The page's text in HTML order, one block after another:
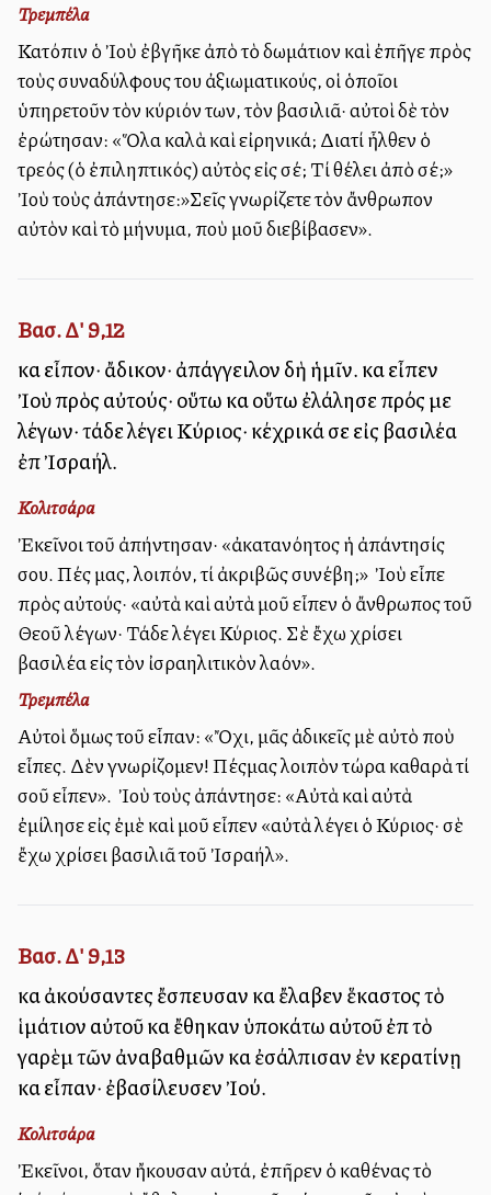
Τρεμπέλα
Κατόπιν ὁ Ἰοὺ ἐβγῆκε ἀπὸ τὸ δωμάτιον καὶ ἐπῆγε πρὸς
τοὺς συναδύλφους του ἀξιωματικούς, οἱ ὁποῖοι
ὑπηρετοῦν τὸν κύριόν των, τὸν βασιλιᾶ· αὐτοὶ δὲ τὸν
ἐρώτησαν: «Ὅλα καλὰ καὶ εἰρηνικά; Διατί ἦλθεν ὁ
τρελλός (ὁ ἐπιληπτικός) αὐτὸς εἰς σέ; Τί θέλει ἀπὸ σέ;» Ὁ
Ἰοὺ τοὺς ἀπάντησε:»Σεῖς γνωρίζετε τὸν ἄνθρωπον
αὐτὸν καὶ τὸ μήνυμα, ποὺ μοῦ διεβίβασεν».
Βασ. Δ' 9,12
καὶ εἶπον· ἄδικον· ἀπάγγειλον δὴ ἡμῖν. καὶ εἶπεν
Ἰοὺ πρὸς αὐτούς· οὕτω καὶ οὕτω ἐλάλησε πρός με
λέγων· τάδε λέγει Κύριος· κέχρικά σε εἰς βασιλέα
ἐπὶ Ἰσραήλ.
Κολιτσάρα
Ἐκεῖνοι τοῦ ἀπήντησαν· «ἀκατανόητος ἡ ἀπάντησίς
σου. Πές μας, λοιπόν, τί ἀκριβῶς συνέβη;» Ὁ Ἰοὺ εἶπε
πρὸς αὐτούς· «αὐτὰ καὶ αὐτὰ μοῦ εἶπεν ὁ ἄνθρωπος τοῦ
Θεοῦ λέγων· Τάδε λέγει Κύριος. Σὲ ἔχω χρίσει
βασιλέα εἰς τὸν ἰσραηλιτικὸν λαόν».
Τρεμπέλα
Αὐτοὶ ὅμως τοῦ εἶπαν: «Ὄχι, μᾶς ἀδικεῖς μὲ αὐτὸ ποὺ
εἶπες. Δὲν γνωρίζομεν! Πέςμας λοιπὸν τώρα καθαρὰ τί
σοῦ εἶπεν». Ὁ Ἰοὺ τοὺς ἀπάντησε: «Αὐτὰ καὶ αὐτὰ
ἐμίλησε εἰς ἐμὲ καὶ μοῦ εἶπεν «αὐτὰ λέγει ὁ Κύριος· σὲ
ἔχω χρίσει βασιλιᾶ τοῦ Ἰσραήλ».
Βασ. Δ' 9,13
καὶ ἀκούσαντες ἔσπευσαν καὶ ἔλαβεν ἕκαστος τὸ
ἱμάτιον αὐτοῦ καὶ ἔθηκαν ὑποκάτω αὐτοῦ ἐπὶ τὸ
γαρὲμ τῶν ἀναβαθμῶν καὶ ἐσάλπισαν ἐν κερατίνῃ
καὶ εἶπαν· ἐβασίλευσεν Ἰού.
Κολιτσάρα
Ἐκεῖνοι, ὅταν ἤκουσαν αὐτά, ἐπῆρεν ὁ καθένας τὸ